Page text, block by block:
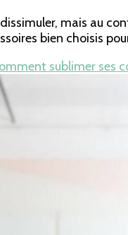
mais au
bien choisis
sublimer ses